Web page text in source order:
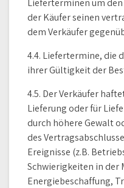
Lieferterminen um
der Käufer seinen
dem Verkäufer
4.4. Liefertermine, die
ihrer Gültigkeit der
4.5. Der Verkäufer
Lieferung oder für
durch höhere Gewalt
des
Ereignisse (z.B.
Schwierigkeiten in der
Energiebeschaffung,